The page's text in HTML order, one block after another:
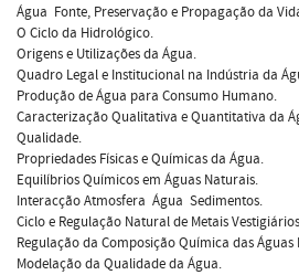
Água  Fonte, Preservação e Propagação da
O Ciclo da Hidrológico.
Origens e Utilizações da Água.
Quadro Legal e Institucional na Indústria da
Produção de Água para Consumo Humano.
Caracterização Qualitativa e Quantitativa da
Qualidade.
Propriedades Físicas e Químicas da Água.
Equilíbrios Químicos em Águas Naturais.
Interacção Atmosfera  Água  Sedimentos.
Ciclo e Regulação Natural de Metais
Regulação da Composição Química das Águas
Modelação da Qualidade da Água.